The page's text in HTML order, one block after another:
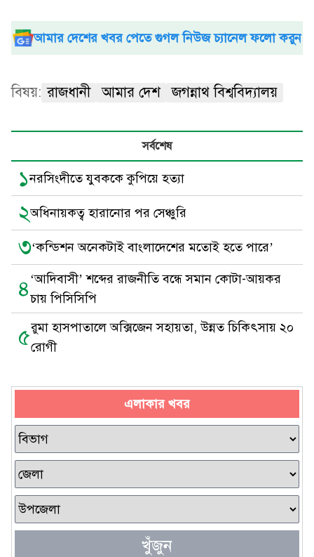
আমার দেশের খবর পেতে গুগল নিউজ চ্যানেল ফলো করুন
বিষয়: রাজধানী আমার দেশ জগন্নাথ বিশ্ববিদ্যালয়
সর্বশেষ
১নরসিংদীতে যুবককে কুপিয়ে হত্যা
২অধিনায়কত্ব হারানোর পর সেঞ্চুরি
৩‘কন্ডিশন অনেকটাই বাংলাদেশের মতোই হতে পারে’
৪‘আদিবাসী’ শব্দের রাজনীতি বন্ধে সমান কোটা-আয়কর
চায় পিসিসিপি
৫রুমা হাসপাতালে অক্সিজেন সহায়তা, উন্নত চিকিৎসায় ২০
রোগী
এলাকার খবর
খুঁজুন